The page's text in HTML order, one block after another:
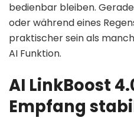
bedienbar bleiben.
oder während eines
praktischer sein als
AI Funktion.
AI LinkBoost
Empfang